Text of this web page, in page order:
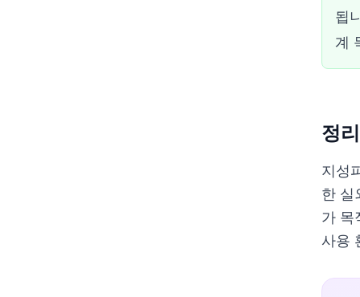
됩
계
정
지성
한 실
가 목
사용